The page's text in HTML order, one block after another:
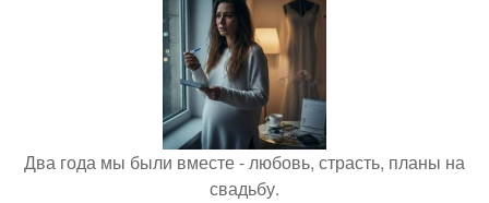
Два года мы были вместе - любовь, страсть, планы на
свадьбу.